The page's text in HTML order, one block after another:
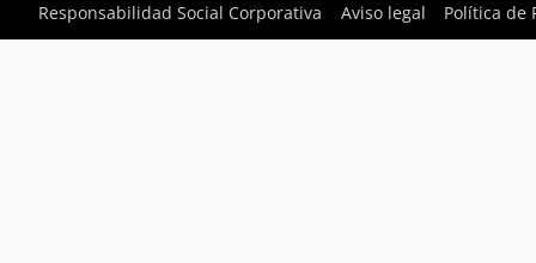
Responsabilidad Social Corporativa
Aviso legal Política de